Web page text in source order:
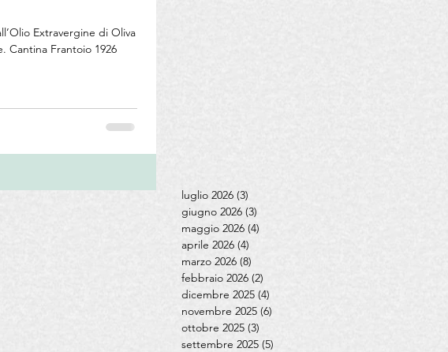
Assaggi OlioExtravergine di Oliva
Cantina Frantoio 1926
luglio 2026 (3)
giugno 2026 (3)
maggio 2026 (4)
aprile 2026 (4)
marzo 2026 (8)
febbraio 2026 (2)
dicembre 2025 (4)
novembre 2025 (6)
ottobre 2025 (3)
settembre 2025 (5)